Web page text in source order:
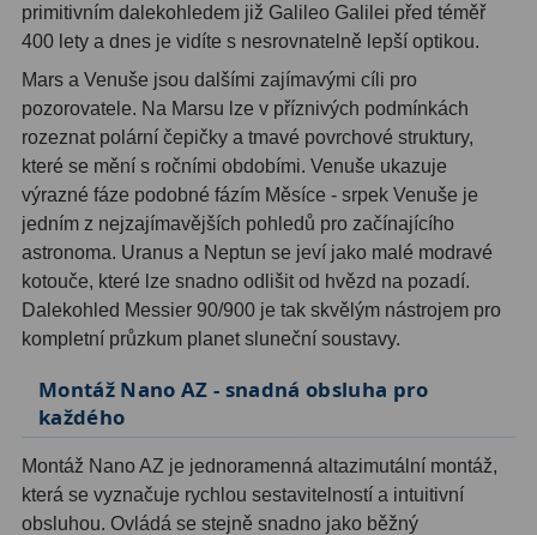
Seřízení22
Laserové kolimátory
Optické kolimátory11
Umělé hvězdy5
Zrcátka a hranoly61
Diagonální zrcátka36
Amici hranoly 45°
Amici hranoly 90°7
AstroFoto 306
primitivním dalekohledem již Galileo Galilei před téměř
400 lety a dnes je vidíte s nesrovnatelně lepší optikou.
Mars a Venuše jsou dalšími zajímavými cíli pro
pozorovatele. Na Marsu lze v příznivých podmínkách
rozeznat polární čepičky a tmavé povrchové struktury,
které se mění s ročními obdobími. Venuše ukazuje
výrazné fáze podobné fázím Měsíce - srpek Venuše je
jedním z nejzajímavějších pohledů pro začínajícího
astronoma. Uranus a Neptun se jeví jako malé modravé
kotouče, které lze snadno odlišit od hvězd na pozadí.
Dalekohled Messier 90/900 je tak skvělým nástrojem pro
kompletní průzkum planet sluneční soustavy.
Montáž Nano AZ - snadná obsluha pro
každého
Montáž Nano AZ je jednoramenná altazimutální montáž,
která se vyznačuje rychlou sestavitelností a intuitivní
obsluhou. Ovládá se stejně snadno jako běžný